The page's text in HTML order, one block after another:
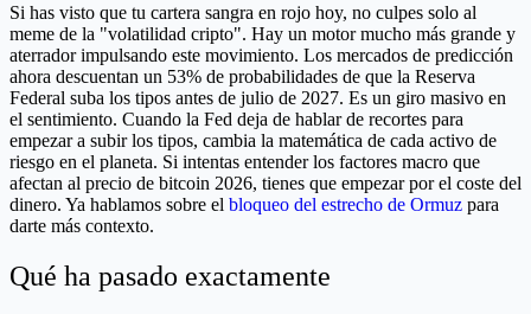
Si has visto que tu cartera sangra en rojo hoy, no culpes solo al
meme de la "volatilidad cripto". Hay un motor mucho más grande y
aterrador impulsando este movimiento. Los mercados de predicción
ahora descuentan un 53% de probabilidades de que la Reserva
Federal suba los tipos antes de julio de 2027. Es un giro masivo en
el sentimiento. Cuando la Fed deja de hablar de recortes para
empezar a subir los tipos, cambia la matemática de cada activo de
riesgo en el planeta. Si intentas entender los factores macro que
afectan al precio de bitcoin 2026, tienes que empezar por el coste del
dinero. Ya hablamos sobre el bloqueo del estrecho de Ormuz para
darte más contexto.
Qué ha pasado exactamente